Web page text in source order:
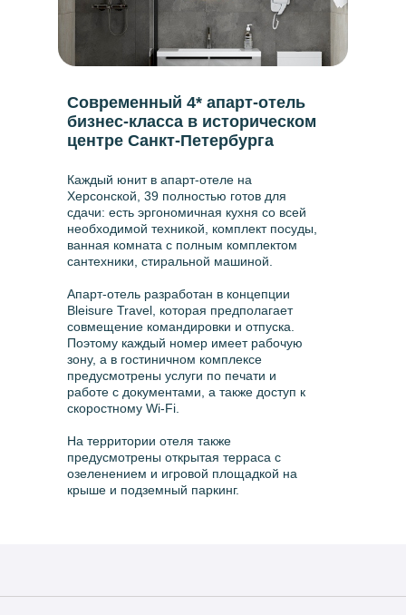
Современный 4* апарт-отель
бизнес-класса в историческом
центре Санкт-Петербурга
Каждый юнит в апарт-отеле на
Херсонской, 39 полностью готов для
сдачи: есть эргономичная кухня со всей
необходимой техникой, комплект посуды,
ванная комната с полным комплектом
сантехники, стиральной машиной.
Апарт-отель разработан в концепции
Bleisure Travel, которая предполагает
совмещение командировки и отпуска.
Поэтому каждый номер имеет рабочую
зону, а в гостиничном комплексе
предусмотрены услуги по печати и
работе с документами, а также доступ к
скоростному Wi-Fi.
На территории отеля также
предусмотрены открытая терраса с
озеленением и игровой площадкой на
крыше и подземный паркинг.